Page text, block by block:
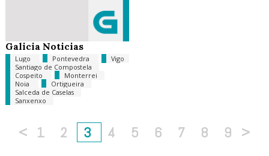
Galicia Noticias
Lugo Pontevedra
Vigo
Santiago de Compostela
Cospeito
Monterrei
Noia
Ortigueira
Salceda de Caselas
Sanxenxo
< 1 2 3 4 5 6 7 8 9 >